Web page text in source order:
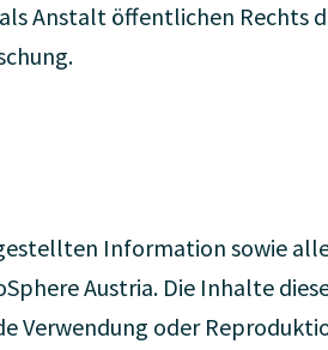
Anstalt öffentlichen Rechts
Information sowie
Austria. Die Inhalte
Verwendung oder